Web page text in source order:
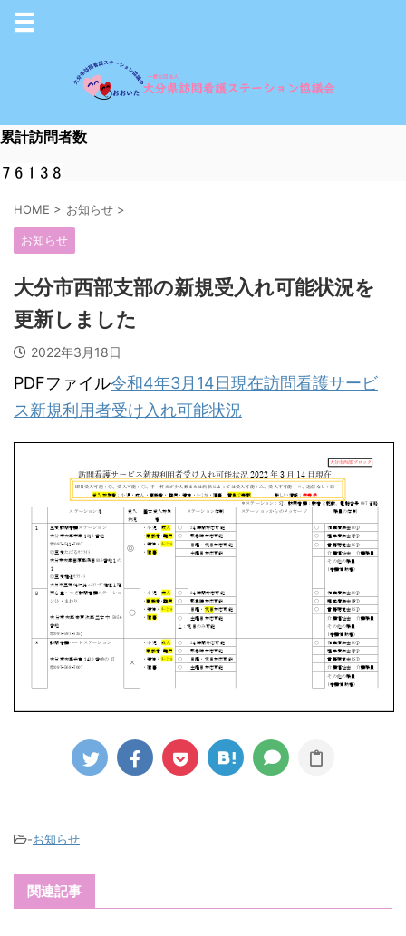
累計訪問者数
HOME > お知らせ >
お知らせ
大分市西部支部の新規受入れ可能状況を
更新しました
2022年3月18日
PDFファイル令和4年3月14日現在訪問看護サービ
ス新規利用者受け入れ可能状況
-お知らせ
関連記事